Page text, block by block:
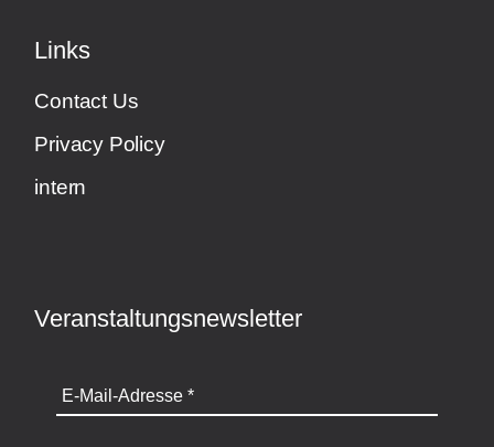
Links
Contact Us
Privacy Policy
intern
Veranstaltungsnewsletter